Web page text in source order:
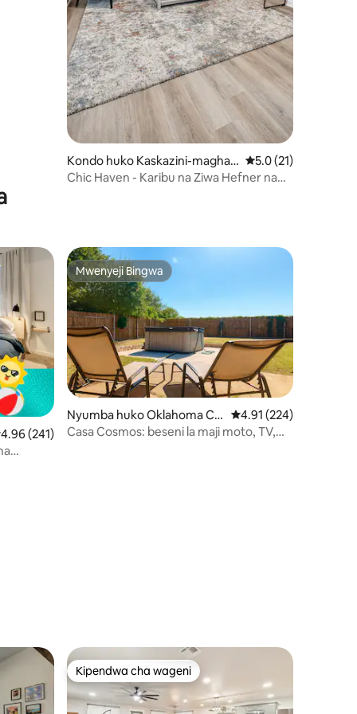
Kondo huko Kaskazini-maghari
bi mwa Oklahoma City
Ukadiriaji wa
5.0 (21)
Chic Haven - Karibu na Ziwa Hefner na
wa wastani wa 4.96 kati ya 5, tathmini 241
4.96 (241)
Mwenyeji Bingwa
Mwenyeji Bingwa
Nyumba huko Oklahoma Cit
y
Ukadiriaji wa wastani
4.91 (224)
Casa Cosmos: beseni la maji moto, TV,
Kipendwa cha wageni
Kipendwa cha wageni